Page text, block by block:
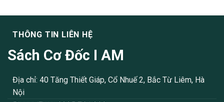
THÔNG TIN LIÊN HỆ
Sách Cơ Đốc I AM
Địa chỉ: 40 Tăng Thiết Giáp, Cổ Nhuế 2, Bắc Từ Liêm, Hà
Nội